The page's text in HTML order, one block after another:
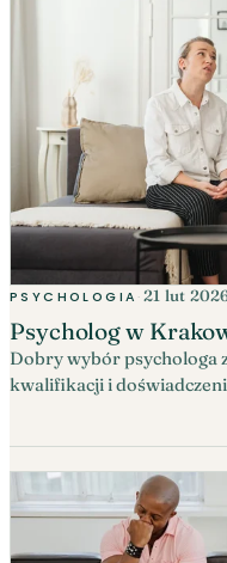
PSYCHOLOGIA · 21 lut
Psycholog w
Dobry wybór psychologa
kwalifikacji i